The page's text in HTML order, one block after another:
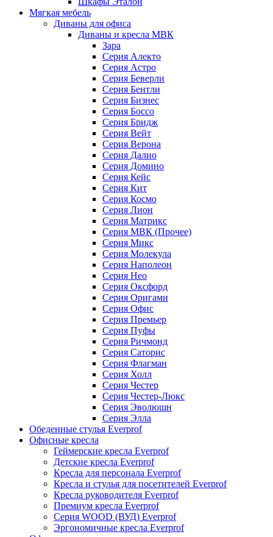
Мягкая мебель
Диваны для офиса
Диваны и кресла МВК
Зара
Серия Алекто
Серия Астро
Серия Беверли
Серия Бентли
Серия Бизнес
Серия Боссо
Серия Бридж
Серия Вейт
Серия Верона
Серия Далио
Серия Домино
Серия Кейс
Серия Кит
Серия Космо
Серия Лион
Серия Матрикс
Серия МВК (Прочее)
Серия Микс
Серия Молекула
Серия Наполеон
Серия Нео
Серия Оксфорд
Серия Оригами
Серия Офис
Серия Премьер
Серия Пуфы
Серия Ричмонд
Серия Саторис
Серия Флагман
Серия Холл
Серия Честер
Серия Честер-Люкс
Серия Эволюшн
Серия Элла
Обеденные стулья Everprof
Офисные кресла
Геймерские кресла Everprof
Детские кресла Everprof
Кресла для персонала Everprof
Кресла и стулья для посетителей Everprof
Кресла руководителя Everprof
Премиум кресла Everprof
Серия WOOD (ВУД) Everprof
Эргономичные кресла Everprof